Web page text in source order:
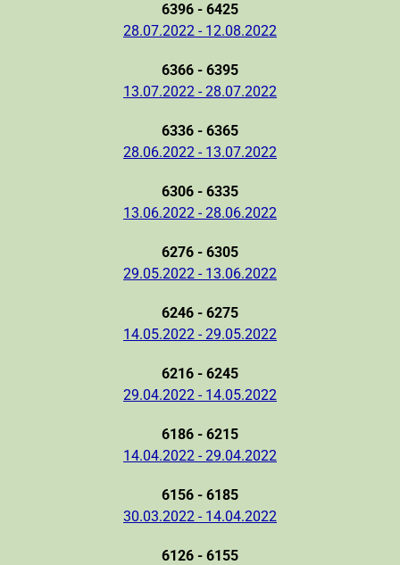
6396 - 6425
28.07.2022 - 12.08.2022
6366 - 6395
13.07.2022 - 28.07.2022
6336 - 6365
28.06.2022 - 13.07.2022
6306 - 6335
13.06.2022 - 28.06.2022
6276 - 6305
29.05.2022 - 13.06.2022
6246 - 6275
14.05.2022 - 29.05.2022
6216 - 6245
29.04.2022 - 14.05.2022
6186 - 6215
14.04.2022 - 29.04.2022
6156 - 6185
30.03.2022 - 14.04.2022
6126 - 6155